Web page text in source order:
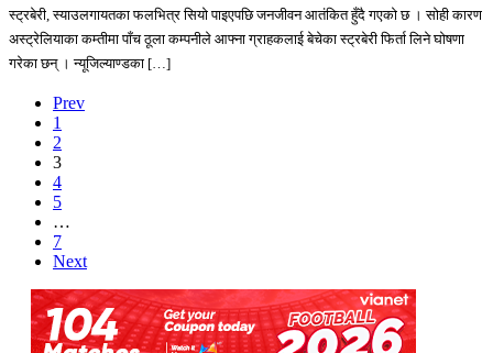
स्ट्रबेरी, स्याउलगायतका फलभित्र सियो पाइएपछि जनजीवन आतंकित हुँदै गएको छ । सोही कारण
अस्ट्रेलियाका कम्तीमा पाँच ठूला कम्पनीले आफ्ना ग्राहकलाई बेचेका स्ट्रबेरी फिर्ता लिने घोषणा
गरेका छन् । न्यूजिल्याण्डका […]
Prev
1
2
3
4
5
…
7
Next